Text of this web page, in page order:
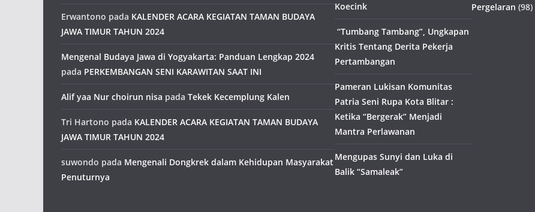
Erwantono pada KALENDER ACARA KEGIATAN TAMAN BUDAYA
JAWA TIMUR TAHUN 2024
Mengenal Budaya Jawa di Yogyakarta: Panduan Lengkap 2024
pada PERKEMBANGAN SENI KARAWITAN SAAT INI
Alif yaa Nur choirun nisa pada Tekek Kecemplung Kalen
Tri Hartono pada KALENDER ACARA KEGIATAN TAMAN BUDAYA
JAWA TIMUR TAHUN 2024
suwondo pada Mengenali Dongkrek dalam Kehidupan Masyarakat
Penuturnya
Koecink
“Tumbang Tambang”, Ungkapan
Kritis Tentang Derita Pekerja
Pertambangan
Pameran Lukisan Komunitas
Patria Seni Rupa Kota Blitar :
Ketika “Bergerak” Menjadi
Mantra Perlawanan
Mengupas Sunyi dan Luka di
Balik “Samaleak”
Pergelaran (98)